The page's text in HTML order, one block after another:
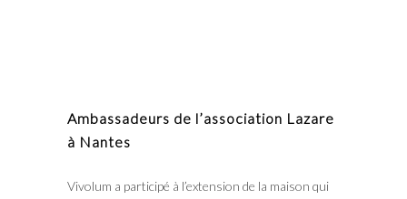
Ambassadeurs de l’association Lazare
à Nantes
Vivolum a participé à l’extension de la maison qui